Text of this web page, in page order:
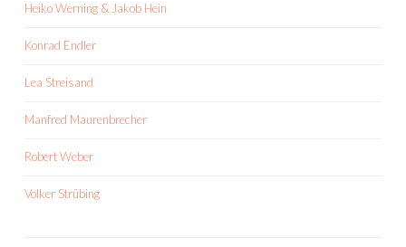
Heiko Werning & Jakob Hein
Konrad Endler
Lea Streisand
Manfred Maurenbrecher
Robert Weber
Volker Strübing